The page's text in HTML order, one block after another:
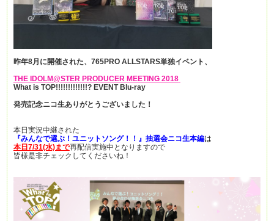
昨年8月に開催された、765PRO ALLSTARS単独イベント、
THE IDOLM@STER PRODUCER MEETING 2018
What is TOP!!!!!!!!!!!!!? EVENT Blu-ray
発売記念ニコ生ありがとうございました！
本日実況中継された
『みんなで選ぶ！ユニットソング！！』抽選会ニコ生本編は
本日7/31(水)まで再配信実施中となりますので
皆様是非チェックしてくださいね！